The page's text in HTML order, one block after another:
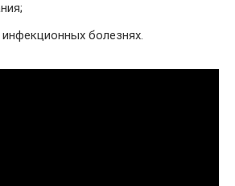
болезнях.